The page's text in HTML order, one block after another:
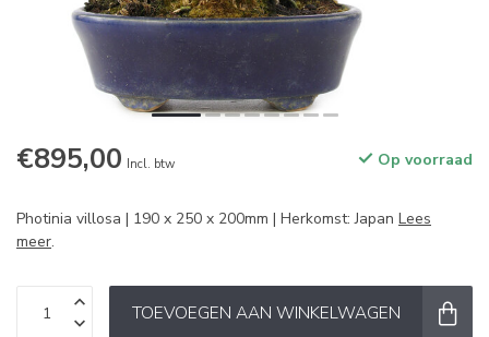
€895,00 Incl. btw Op voorraad
Photinia villosa | 190 x 250 x 200mm | Herkomst: Japan Lees
meer.
TOEVOEGEN AAN WINKELWAGEN